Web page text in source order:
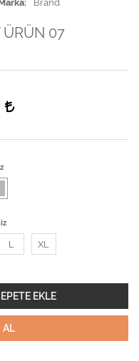
Brand
ÜRÜN 07
L XL
EKLE
AL